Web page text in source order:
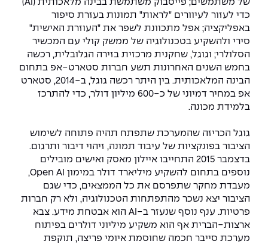
של משתמשים; פייסבוק משתמשת בבינה מלאכותית (AI)
כדי לעזור לעיוורים "לראות" תמונות בעזרת סיפור
באפליקציה; אפל מתכוונת לשפר את "העוזרת האישית"
סירי ולהשקיע בטכנולוגיה של ממשק קולי עם המכשיר
הסלולרי; וגוגל, שחקנית מרכזית בזירה הגלובלית, רכשה
בחמש השנים האחרונות תשע חברות סטארט-אפ בתחום
הבינה המלאכותית. בין היתר רכשה גוגל, ב-2014
, סטארט
אפ במחיר דמיוני של כ-600 מיליון דולר
, כדי להתרכז
בלמידת מכונה.
גוגל הכריזה שהמערכת שתפתח תהיה פתוחה לשימוש
הציבור בפונקציות של עיבוד תמונה, זיהוי דיבור ותרגום.
בדצמבר 2015 התחייבו איילון מאסק ואישים מובילים
נוספים בתחום להשקיע מיליארד דולר במימון
Open AI,
מעבדת מחקר שתפרסם את כל הממצאים, כדי שגם
הציבור יצא נשכר מהתפתחות הטכנולוגיה, ולא רק חברות
פרטיות. ענף נוסף שנעזר ב-AI הוא אבטחת מידע. צבא
ארצות-הברית אף הוא משקיע מיליוני דולרים בפיתוח
מערכת סייבר חכמה שחוסמת איומי פריצה, תוקפת
לוח שנה אקדמי
צור קשר
חדשות אפקה
כתבות
מדברים הנדסה (פודקאסט)
ידיעות מן העיתונות
כואבים את לכתם
הנדסת מערכות
הנדסה רפואית
מערכות תבוניות AI
יחידות לימוד אקדמיות
היחידה למתמטיקה
היחידה לפיזיקה
היחידה לאנגלית
היחידה לחברה ורוח
אגודת הסטודנטים
מעטפת תמיכה למשרתות ולמשרתים
מעטפת חוסן
אופק – מרכזים לפיתוח מיומנויות
מועדוני סטודנטים
נבחרות הספורט
מעורבות חברתית
מרכז החדשנות והיזמות
שאלות ותשובות
מלגות ע״ב נתוני קבלה
תנאי קבלה - הנדסה
מעטפת תמיכה וחוסן למשרתות
ולמשרתי המילואים – תשפ״ו
כנסים
Skills & Tech
כנסי פיתוח הון אנושי לאומי בהנדסה
כנס עיבוד דיבור
מדד הכישורים